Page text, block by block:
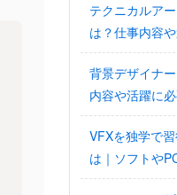
テクニカルア
は？仕事内容
背景デザイナ
内容や活躍に
VFXを独学で
は｜ソフトや